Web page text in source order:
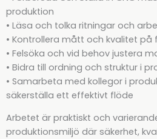
produktion
• Läsa och tolka ritningar och
• Kontrollera mått och kvalitet
• Felsöka och vid behov justera
• Bidra till ordning och struktur i
• Samarbeta med kollegor i
säkerställa ett effektivt flöde
Arbetet är praktiskt och
produktionsmiljö där säkerhet,